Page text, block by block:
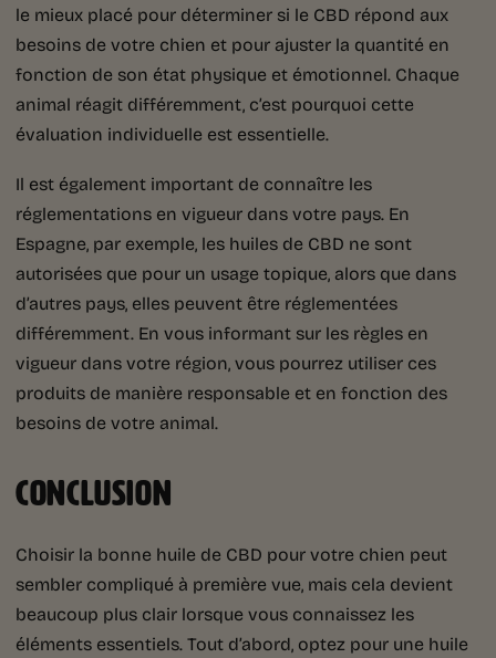
le mieux placé pour déterminer si le CBD répond aux
besoins de votre chien et pour ajuster la quantité en
fonction de son état physique et émotionnel. Chaque
animal réagit différemment, c’est pourquoi cette
évaluation individuelle est essentielle.
Il est également important de connaître les
réglementations en vigueur dans votre pays. En
Espagne, par exemple, les huiles de CBD ne sont
autorisées que pour un usage topique, alors que dans
d’autres pays, elles peuvent être réglementées
différemment. En vous informant sur les règles en
vigueur dans votre région, vous pourrez utiliser ces
produits de manière responsable et en fonction des
besoins de votre animal.
CONCLUSION
Choisir la bonne huile de CBD pour votre chien peut
sembler compliqué à première vue, mais cela devient
beaucoup plus clair lorsque vous connaissez les
éléments essentiels. Tout d’abord, optez pour une huile